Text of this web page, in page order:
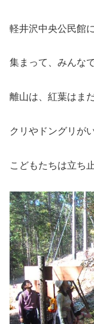
軽井沢中央公民館
集まって、みんな
離山は、紅葉はま
クリやドングリが
こどもたちは立ち